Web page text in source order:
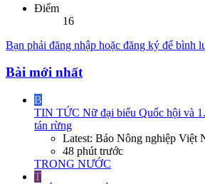
Điểm
16
Bạn phải đăng nhập hoặc đăng ký để bình
Bài mới nhất
B
TIN TỨC Nữ đại biểu Quốc hội và
tán rừng
Latest: Báo Nông nghiệp Việt
48 phút trước
TRONG NƯỚC
T